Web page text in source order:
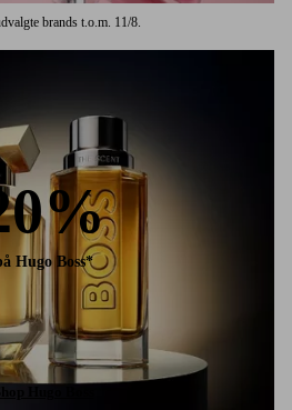
brands t.o.m. 11/8.
Hugo Boss*